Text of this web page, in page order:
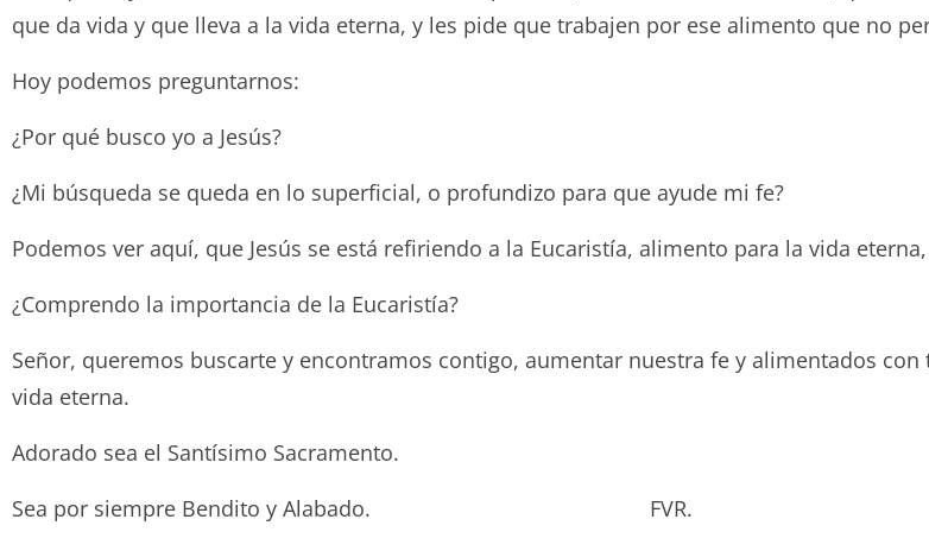
que da vida y que lleva a la vida eterna, y les pide que trabajen por ese alimento que no
Hoy podemos preguntarnos:
¿Por qué busco yo a Jesús?
¿Mi búsqueda se queda en lo superficial, o profundizo para que ayude mi fe?
Podemos ver aquí, que Jesús se está refiriendo a la Eucaristía, alimento para la vida
¿Comprendo la importancia de la Eucaristía?
Señor, queremos buscarte y encontramos contigo, aumentar nuestra fe y alimentados
vida eterna.
Adorado sea el Santísimo Sacramento.
Sea por siempre Bendito y Alabado. FVR.